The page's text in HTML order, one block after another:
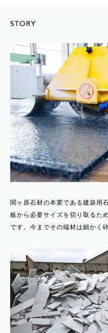
STORY
関ヶ原石材の本業である建築用
板から必要サイズを切り取るた
です。今までその端材は細かく